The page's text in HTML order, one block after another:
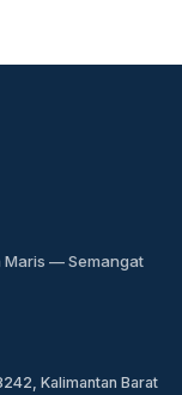
Maris — Semangat
Kalimantan Barat